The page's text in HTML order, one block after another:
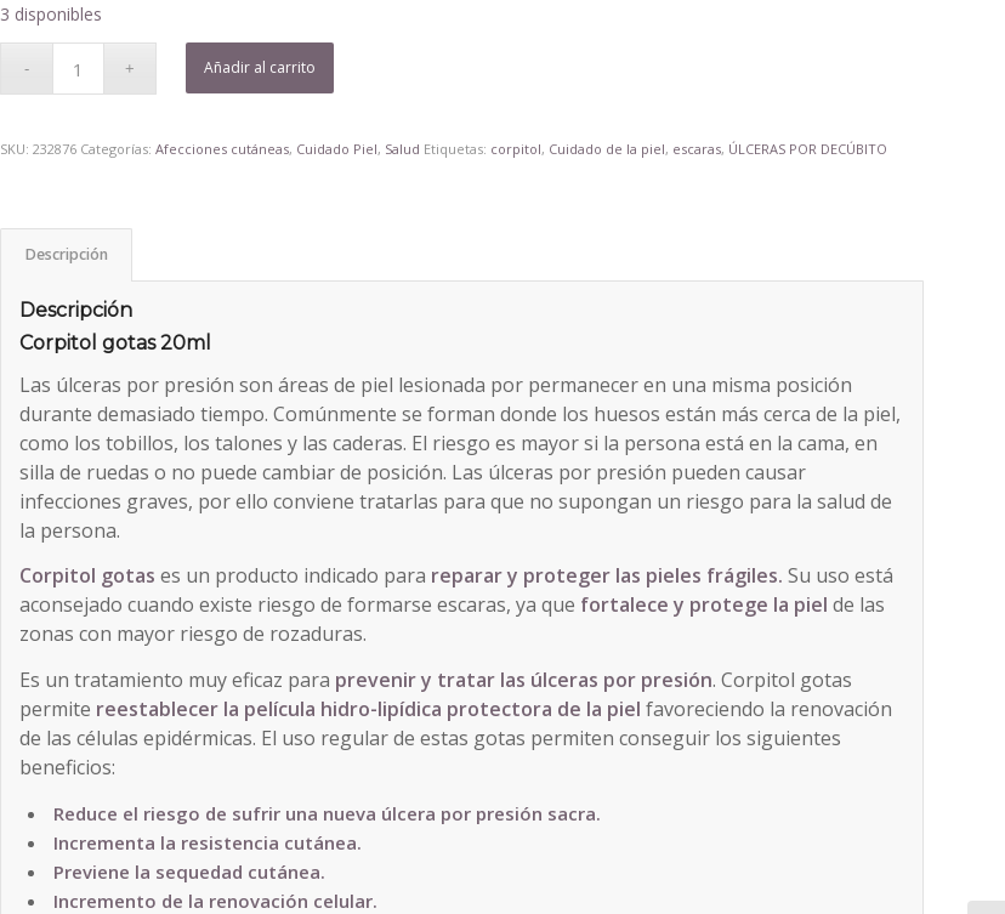
3 disponibles
Añadir al carrito
SKU:232876 Categorías:Afecciones cutáneas, Cuidado Piel, Salud Etiquetas: corpitol, Cuidado de la piel, escaras, ÚLCERAS POR DECÚBITO
Descripción
Descripción
Corpitol gotas 20ml
Las úlceras por presión son áreas de piel lesionada por permanecer en una misma posición
durante demasiado tiempo. Comúnmente se forman donde los huesos están más cerca de la piel,
como los tobillos, los talones y las caderas. El riesgo es mayor si la persona está en la cama, en
silla de ruedas o no puede cambiar de posición. Las úlceras por presión pueden causar
infecciones graves, por ello conviene tratarlas para que no supongan un riesgo para la salud de
la persona.
Corpitol gotas es un producto indicado para reparar y proteger las pieles frágiles. Su uso está
aconsejado cuando existe riesgo de formarse escaras, ya que fortalece y protege la piel de las
zonas con mayor riesgo de rozaduras.
Es un tratamiento muy eficaz para prevenir y tratar las úlceras por presión. Corpitol gotas
permite reestablecer la película hidro-lipídica protectora de la piel favoreciendo la renovación
de las células epidérmicas. El uso regular de estas gotas permiten conseguir los siguientes
beneficios:
Reduce el riesgo de sufrir una nueva úlcera por presión sacra.
Incrementa la resistencia cutánea.
Previene la sequedad cutánea.
Incremento de la renovación celular.